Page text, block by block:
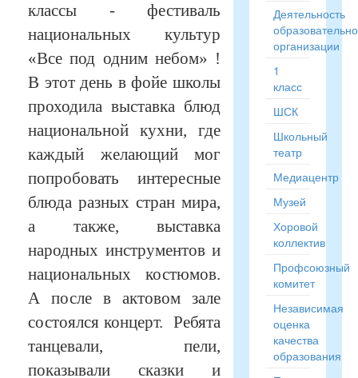
классы - фестиваль
национальных культур
«Все под одним небом» !
В этот день в фойе школы
проходила выставка блюд
национальной кухни, где
каждый желающий мог
попробовать интересные
блюда разных стран мира,
а также, выставка
народных инструментов и
национальных костюмов.
А после в актовом зале
состоялся концерт. Ребята
танцевали, пели,
показывали сказки и
Деятельность
организации
1
класс
ШСК
Школьный
театр
Медиацентр
Музей
Хоровой
коллектив
Профсоюзный
комитет
Независимая
оценка
качества
образования